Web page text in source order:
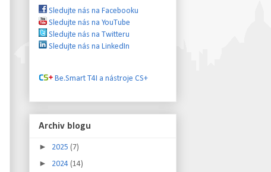
Sledujte nás na Facebooku
Sledujte nás na YouTube
Sledujte nás na Twitteru
Sledujte nás na LinkedIn
Be.Smart T4I a nástroje CS+
Archiv blogu
► 2025 (7)
► 2024 (14)